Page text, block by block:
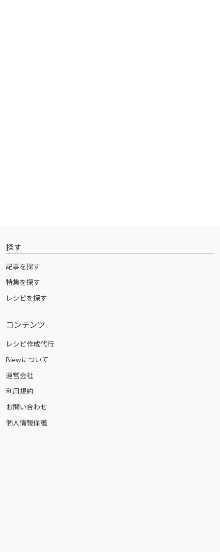
探す
記事を探す
特集を探す
レシピを探す
コンテンツ
レシピ作成代行
Biewについて
運営会社
利用規約
お問い合わせ
個人情報保護